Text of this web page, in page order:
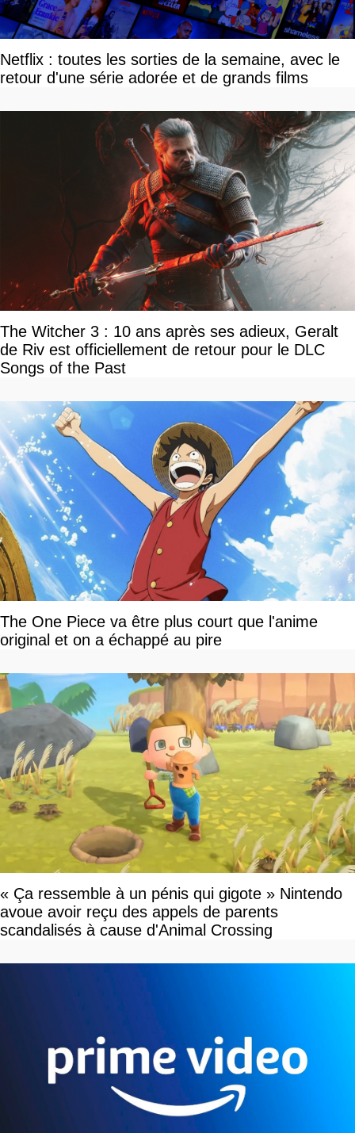
Netflix : toutes les sorties de la semaine, avec le
retour d'une série adorée et de grands films
The Witcher 3 : 10 ans après ses adieux, Geralt
de Riv est officiellement de retour pour le DLC
Songs of the Past
The One Piece va être plus court que l'anime
original et on a échappé au pire
« Ça ressemble à un pénis qui gigote » Nintendo
avoue avoir reçu des appels de parents
scandalisés à cause d'Animal Crossing